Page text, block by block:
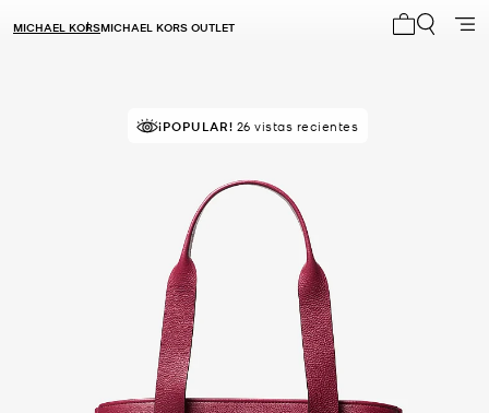
MICHAEL KORSMICHAEL KORS OUTLET
MEJOR VALORADO el 85% le da 5 estrellas
¡POPULAR! 26 vistas recientes